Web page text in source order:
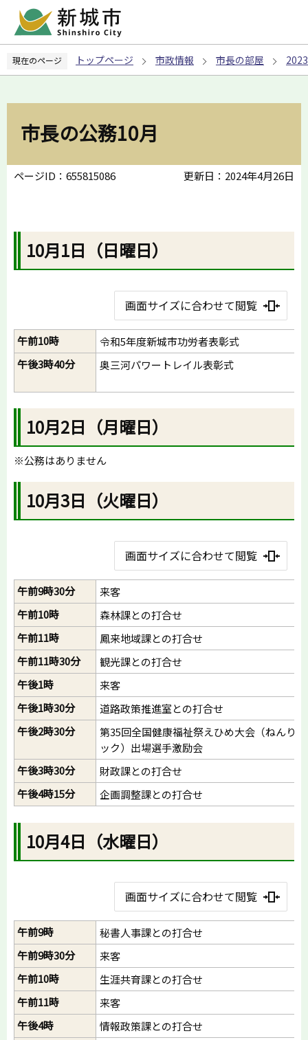
ペ
の
現在のページ トップページ 市政情報 市長の部屋
市長の公務10月
ページID：655815086 更新日：2024年4月26日
10月1日（日曜日）
画面サイズに合わせて閲覧
午前10時
令和5年度新城市功労者表彰式
午後3時40分
奥三河パワートレイル表彰式
10月2日（月曜日）
※公務はありません
10月3日（火曜日）
画面サイズに合わせて閲覧
午前9時30分
来客
午前10時
森林課との打合せ
午前11時
鳳来地域課との打合せ
午前11時30分
観光課との打合せ
午後1時
来客
午後1時30分
道路政策推進室との打合せ
午後2時30分
第35回全国健康福祉祭えひめ大会（ねんり
ック）出場選手激励会
午後3時30分
財政課との打合せ
午後4時15分
企画調整課との打合せ
10月4日（水曜日）
画面サイズに合わせて閲覧
午前9時
秘書人事課との打合せ
午前9時30分
来客
午前10時
生涯共育課との打合せ
午前11時
来客
午後4時
情報政策課との打合せ